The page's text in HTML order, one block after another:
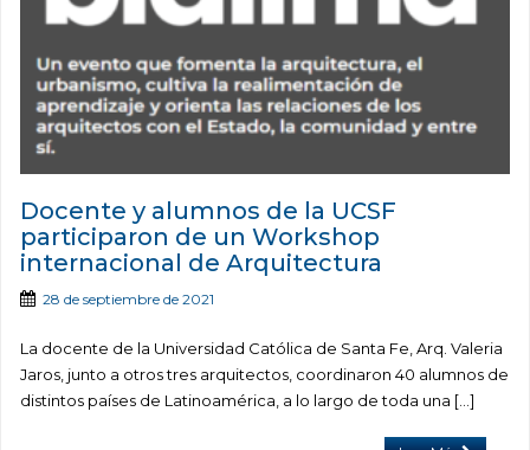
Docente y alumnos de la UCSF
participaron de un Workshop
internacional de Arquitectura
28 de septiembre de 2021
La docente de la Universidad Católica de Santa Fe, Arq. Valeria
Jaros, junto a otros tres arquitectos, coordinaron 40 alumnos de
distintos países de Latinoamérica, a lo largo de toda una […]